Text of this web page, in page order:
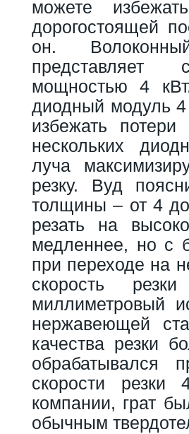
можете
дорогостоящей
он.
мощностью 4
диодный модуль
избежать
нескольких
луча
резку. Вуд
толщины – от 4
резать на
медленнее, но с
при переходе на
скорость
миллиметровый
нержавеющей
качества резки
обрабатывался
скорости
компании, грат
обычным